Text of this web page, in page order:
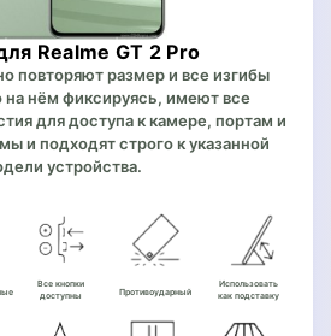
Realme GT 2 Pro
повторяют размер и все изгибы
на нём фиксируясь, имеют все
для доступа к камере, портам и
и подходят строго к указанной
устройства.
Все кнопки
доступны
Противоударный
Использовать
как подставку